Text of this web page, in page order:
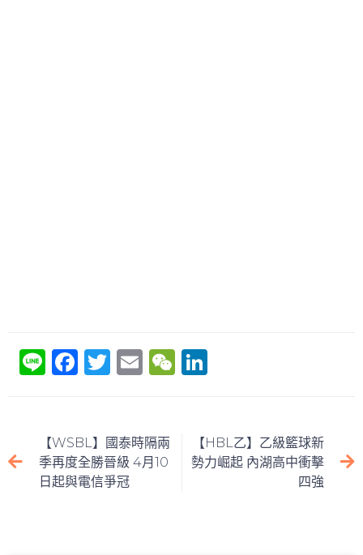
Li F
e
b
o
T
er
E
l
W
at
e
dI
【WSBL】國泰時隔兩
季再度全勝晉級 4月10
日起與電信爭冠
【HBL乙】乙級籃球新
勢力崛起 內湖高中衝擊
四強